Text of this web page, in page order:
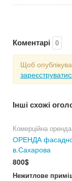
Коментарі 0
Щоб
Інші схожі
Комерційна оренда
ОРЕНДА
в.Сахарова
800$
Нежитлове